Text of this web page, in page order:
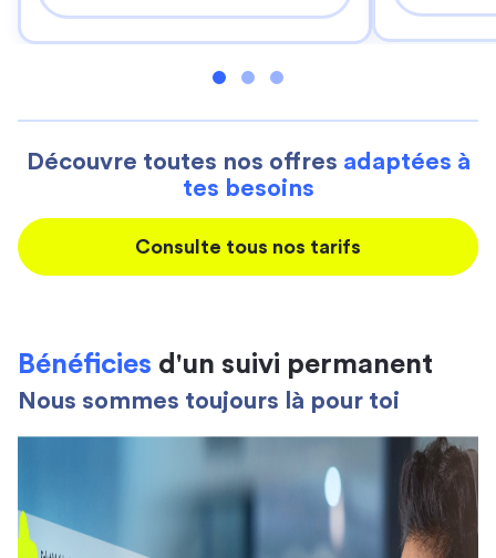
Découvre toutes nos offres adaptées à
tes besoins
Consulte tous nos tarifs
Bénéficies d'un suivi permanent
Nous sommes toujours là pour toi